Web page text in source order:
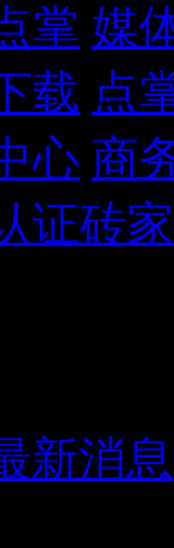
掌 媒
载 点
心 商
证砖家
新消息